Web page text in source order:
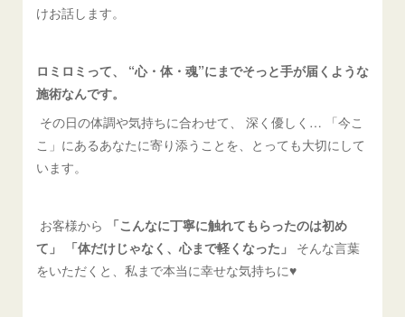
けお話します。
ロミロミって、 “心・体・魂”にまでそっと手が届くような
施術なんです。
その日の体調や気持ちに合わせて、 深く優しく… 「今こ
こ」にあるあなたに寄り添うことを、とっても大切にして
います。
お客様から
「こんなに丁寧に触れてもらったのは初め
て」 「体だけじゃなく、心まで軽くなった」 そんな言葉
をいただくと、私まで本当に幸せな気持ちに♥